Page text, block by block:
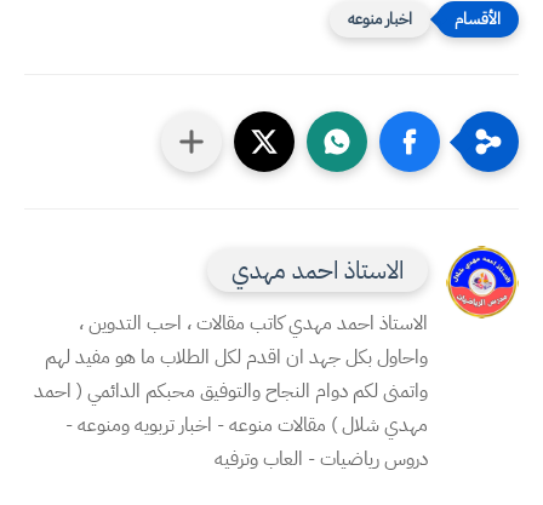
اخبار منوعه
الاستاذ احمد مهدي
الاستاذ احمد مهدي كاتب مقالات ، احب التدوين ،
واحاول بكل جهد ان اقدم لكل الطلاب ما هو مفيد لهم
واتمنى لكم دوام النجاح والتوفيق محبكم الدائمي ( احمد
مهدي شلال ) مقالات منوعه - اخبار تربويه ومنوعه -
دروس رياضيات - العاب وترفيه